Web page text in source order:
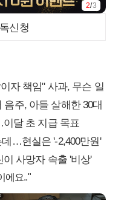
2/3
신청
자 책임" 사과, 무슨 일
주, 아들 살해한 30대
달 초 지급 목표
…현실은 '-2,400만원'
사망자 속출 '비상'
에요.."